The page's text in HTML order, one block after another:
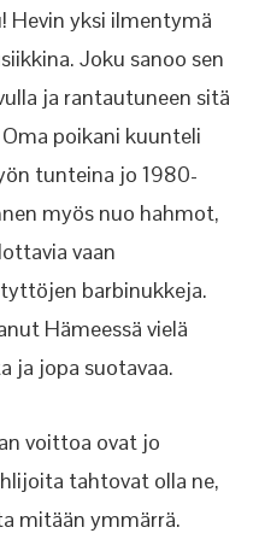
Hevin yksi ilmentymä
Joku sanoo sen
ja rantautuneen sitä
poikani kuunteli
tunteina jo 1980-
myös nuo hahmot,
vaan
barbinukkeja.
Hämeessä vielä
ja jopa suotavaa.
voittoa ovat jo
tahtovat olla ne,
mitään ymmärrä.